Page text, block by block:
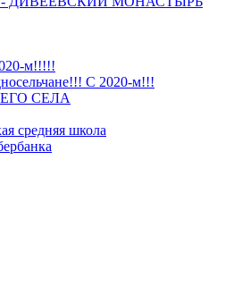
м!!!!!
С 2020-м!!!
СЕЛА
средняя школа